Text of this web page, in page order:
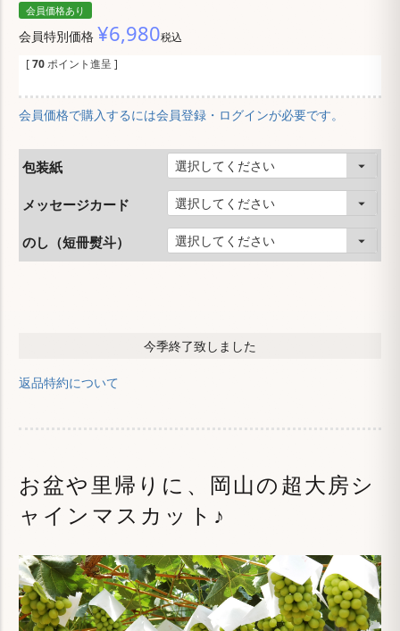
会員価格あり
会員特別価格 ¥6,980税込
[70ポイント進呈 ]
会員価格で購入するには会員登録・ログインが必要です。
包装紙
メッセージカード
のし（短冊熨斗）
今季終了致しました
返品特約について
お盆や里帰りに、岡山の超大房シ
ャインマスカット♪